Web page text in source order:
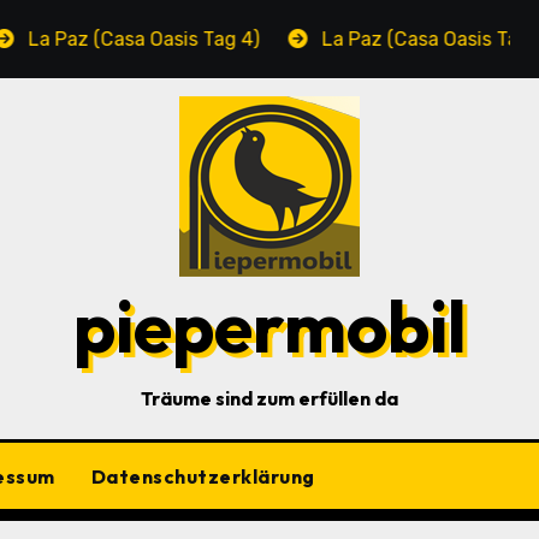
(Casa Oasis Tag 4) La Paz (Casa Oasis Tag 3)
piepermobil
Träume sind zum erfüllen da
Datenschutzerklärung